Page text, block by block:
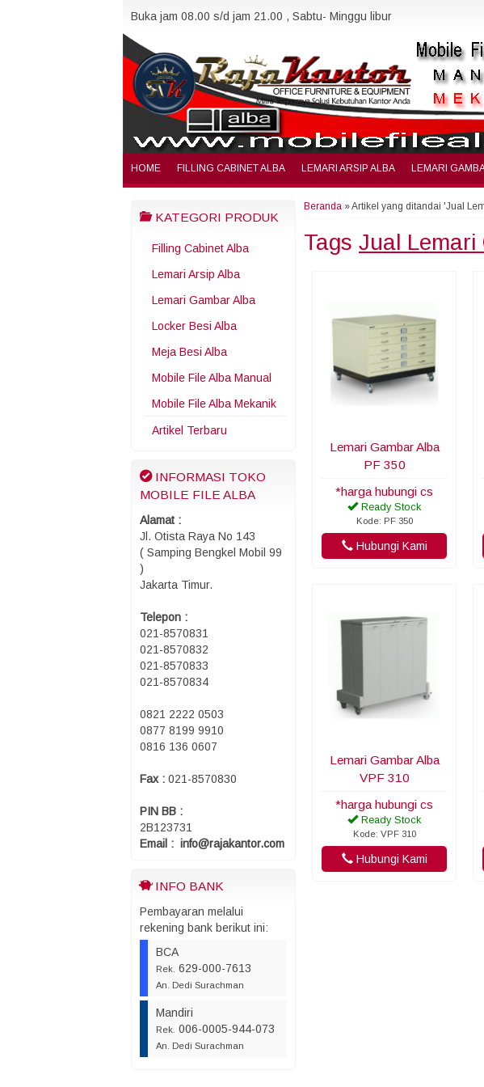
Buka jam 08.00 s/d jam 21.00 , Sabtu- Minggu libur
HOME FILLING CABINET ALBA LEMARI ARSIP ALBA LEMARI
KATEGORI PRODUK
Filling Cabinet Alba
Lemari Arsip Alba
Lemari Gambar Alba
Locker Besi Alba
Meja Besi Alba
Mobile File Alba Manual
Mobile File Alba Mekanik
Artikel Terbaru
INFORMASI TOKO
MOBILE FILE ALBA
Alamat :
Jl. Otista Raya No 143
( Samping Bengkel Mobil 99
)
Jakarta Timur.
Telepon :
021-8570831
021-8570832
021-8570833
021-8570834
0821 2222 0503
0877 8199 9910
0816 136 0607
Fax : 021-8570830
PIN BB :
2B123731
Email : info@rajakantor.com
INFO BANK
Pembayaran melalui
rekening bank berikut ini:
BCA
Rek. 629-000-7613
An. Dedi Surachman
Mandiri
Rek. 006-0005-944-073
An. Dedi Surachman
Beranda »Artikel yang ditandai 'Jual
Tags Jual Lemari
Lemari Gambar Alba
PF 350
*harga hubungi cs
Ready Stock
Kode: PF 350
Hubungi Kami
Lemari Gambar Alba
VPF 310
*harga hubungi cs
Ready Stock
Kode: VPF 310
Hubungi Kami